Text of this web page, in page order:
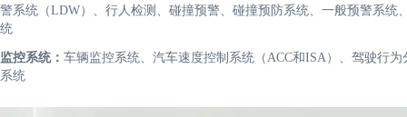
警系统（LDW）、行人检测、碰撞预警、碰撞预防系统、一般预警系
统
监控系统： 车辆监控系统、汽车速度控制系统（ACC和ISA）、驾驶行
系统